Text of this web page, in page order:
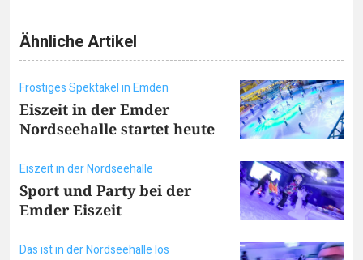
Ähnliche Artikel
Frostiges Spektakel in Emden
Eiszeit in der Emder
Nordseehalle startet heute
Eiszeit in der Nordseehalle
Sport und Party bei der
Emder Eiszeit
Das ist in der Nordseehalle los